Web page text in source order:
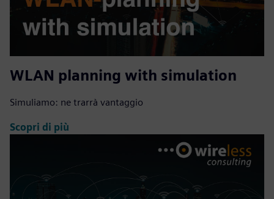
WLAN planning with simulation
Simuliamo: ne trarrà vantaggio
Scopri di più